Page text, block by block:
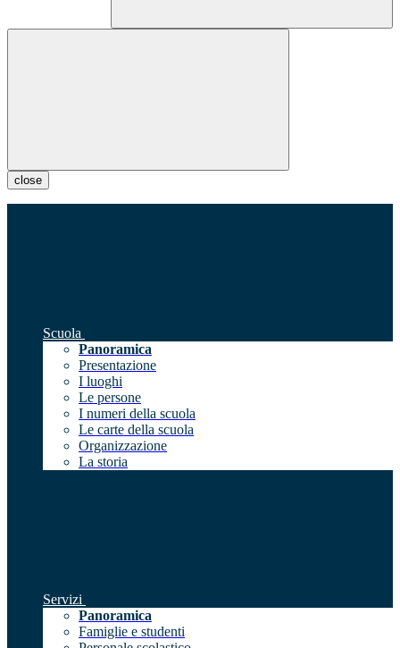
close
Scuola
Panoramica
Presentazione
I luoghi
Le persone
I numeri della scuola
Le carte della scuola
Organizzazione
La storia
Servizi
Panoramica
Famiglie e studenti